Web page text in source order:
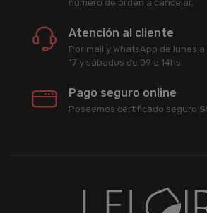
número de órden a cancelar.
Atención al cliente
Por mail y WhatsApp de lunes
17 y sábados de 09 a 14hs.
Pago seguro online
Poseemos certificado seguro